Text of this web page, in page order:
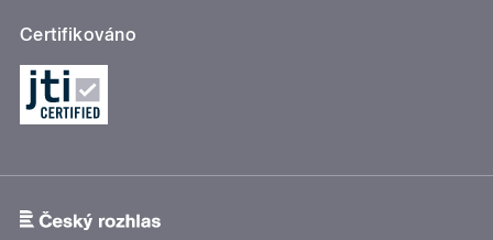
Certifikováno